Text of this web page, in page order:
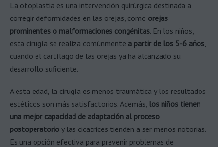
La otoplastia es una intervención quirúrgica destinada a
corregir deformidades en las orejas, como orejas
prominentes o malformaciones congénitas. En los niños,
esta cirugía se realiza comúnmente a partir de los 5-6 años,
cuando el cartílago de las orejas ya ha alcanzado su
desarrollo suficiente.
A esta edad, la cirugía es menos traumática y los resultados
estéticos son más satisfactorios. Además, los niños tienen
una mejor capacidad de adaptación al proceso
postoperatorio y las cicatrices tienden a ser menos notorias.
Es una opción efectiva para prevenir problemas de